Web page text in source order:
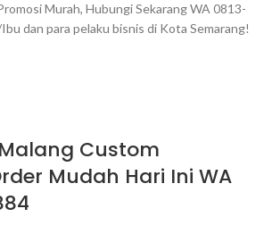
Murah, Hubungi Sekarang WA 0813-
dan para pelaku bisnis di Kota Semarang!
Custom
Mudah Hari Ini WA